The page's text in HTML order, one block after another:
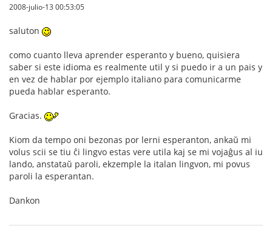
2008-julio-13 00:53:05
saluton
como cuanto lleva aprender esperanto y bueno, quisiera
saber si este idioma es realmente util y si puedo ir a un pais y
en vez de hablar por ejemplo italiano para comunicarme
pueda hablar esperanto.
Gracias.
Kiom da tempo oni bezonas por lerni esperanton, ankaŭ mi
volus scii se tiu ĉi lingvo estas vere utila kaj se mi vojaĝus al iu
lando, anstataŭ paroli, ekzemple la italan lingvon, mi povus
paroli la esperantan.
Dankon